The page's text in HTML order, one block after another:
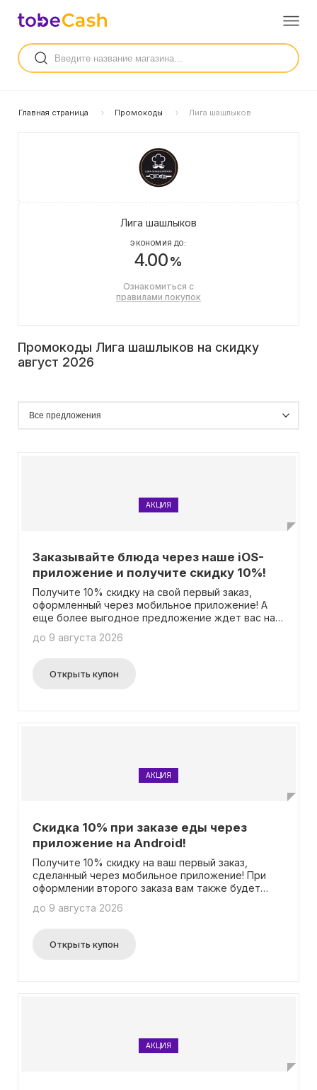
Главная страница Промокоды Лига шашлыков
Лига шашлыков
ЭКОНОМИЯ ДО:
4.00%
Ознакомиться с
правилами покупок
Промокоды Лига шашлыков на скидку
август 2026
АКЦИЯ
Заказывайте блюда через наше iOS-
приложение и получите скидку 10%!
Получите 10% скидку на свой первый заказ,
оформленный через мобильное приложение! А
еще более выгодное предложение ждет вас на
получить выгоду без лишних хлопот с вводом
до 9 августа 2026
Открыть купон
АКЦИЯ
Скидка 10% при заказе еды через
приложение на Android!
Получите 10% скидку на ваш первый заказ,
сделанный через мобильное приложение! При
оформлении второго заказа вам также будет
необходимости вводить промокод.
до 9 августа 2026
Открыть купон
АКЦИЯ